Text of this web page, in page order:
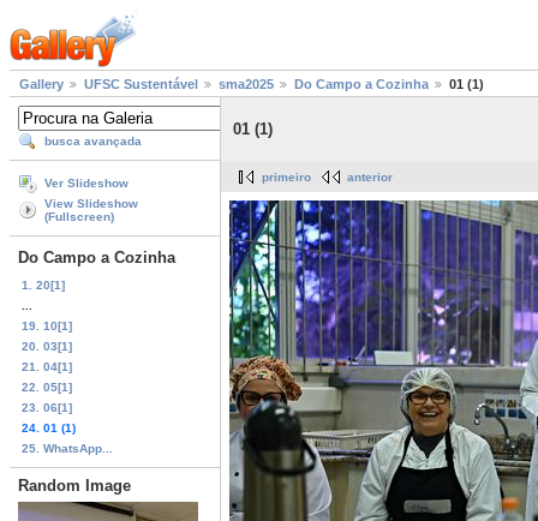
Gallery UFSC Sustentável sma2025 Do Campo a Cozinha 01 (1)
busca avançada
Ver Slideshow
View Slideshow
(Fullscreen)
Do Campo a Cozinha
1. 20[1]
19. 10[1]
20. 03[1]
21. 04[1]
22. 05[1]
23. 06[1]
24. 01 (1)
25. WhatsApp...
Random Image
01 (1)
primeiro anterior